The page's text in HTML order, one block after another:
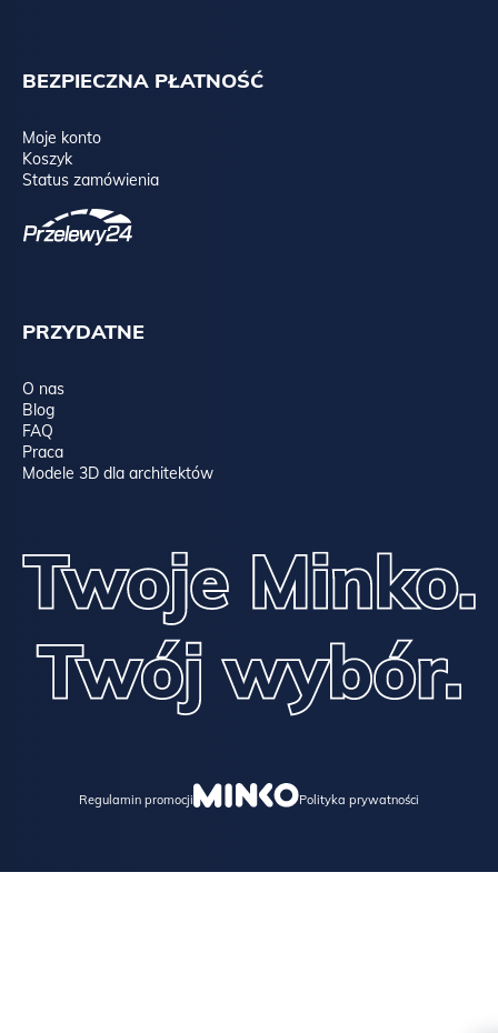
BEZPIECZNA PŁATNOŚĆ
Moje konto
Koszyk
Status zamówienia
PRZYDATNE
O nas
Blog
FAQ
Praca
Modele 3D dla architektów
Regulamin promocji Polityka prywatności